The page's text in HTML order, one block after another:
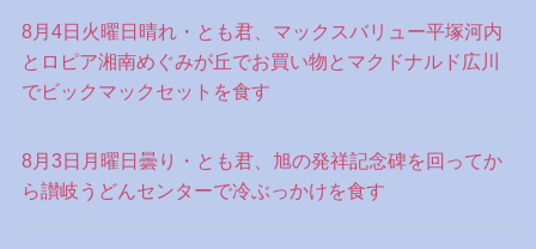
8月4日火曜日晴れ・とも君、マックスバリュー平塚河内
とロピア湘南めぐみが丘でお買い物とマクドナルド広川
でビックマックセットを食す
8月3日月曜日曇り・とも君、旭の発祥記念碑を回ってか
ら讃岐うどんセンターで冷ぶっかけを食す